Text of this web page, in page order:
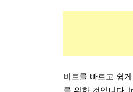
비트를 빠르고 쉽